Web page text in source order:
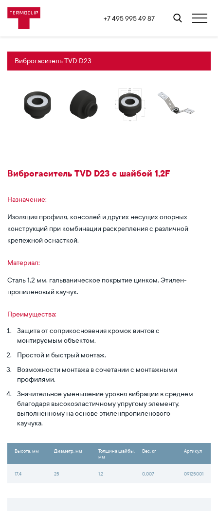
+7 495 995 49 87
Виброгаситель TVD D23
Виброгаситель TVD D23 с шайбой 1,2F
Назначение:
Изоляция профиля, консолей и других несущих опорных
конструкций при комбинации раскрепления с различной
крепежной оснасткой.
Материал:
Сталь 1,2 мм, гальваническое покрытие цинком. Этилен-
пропиленовый каучук.
Преимущества:
Защита от соприкосновения кромок винтов с
монтируемым объектом.
Простой и быстрый монтаж.
Возможности монтажа в сочетании с монтажными
профилями.
Значительное уменьшение уровня вибрации в среднем
благодаря высокоэластичному упругому элементу,
выполненному на основе этиленпропиленового
каучука.
Высота, мм Диаметр, мм
Толщина шайбы,
мм
Вес, кг Артикул
17,4 25 1,2 0,007 09125001